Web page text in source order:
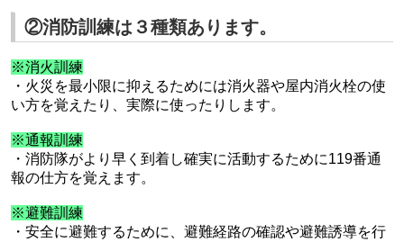
②消防訓練は３種類あります。
※消火訓練
・火災を最小限に抑えるためには消火器や屋内消火栓の使
い方を覚えたり、 実際に使ったりします。
※通報訓練
・消防隊がより早く到着し確実に活動するために119番通
報の仕方を覚えます。
※避難訓練
・安全に避難するために、避難経路の確認や避難誘導を行